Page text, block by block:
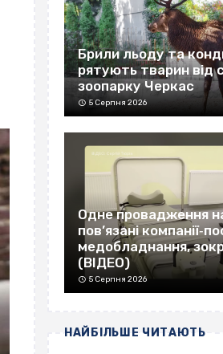
Брили льоду та
рятують тварин від
зоопарку Черкас
5 Серпня 2026
Одне провадження
пов’язані
медобладнання,
(ВІДЕО)
5 Серпня 2026
НАЙБІЛЬШЕ ЧИТАЮТЬ